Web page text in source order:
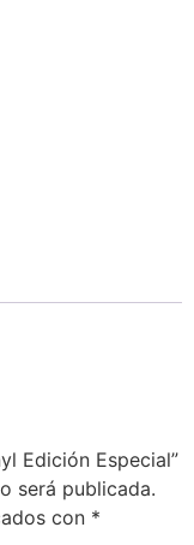
Edición Especial”
será publicada.
con *